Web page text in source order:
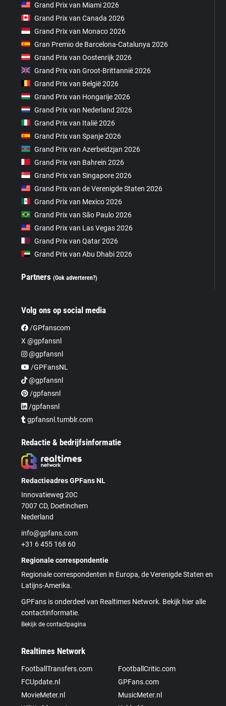
Grand Prix van Miami 2026
Grand Prix van Canada 2026
Grand Prix van Monaco 2026
Gran Premio de Barcelona-Catalunya 2026
Grand Prix van Oostenrijk 2026
Grand Prix van Groot-Brittannië 2026
Grand Prix van België 2026
Grand Prix van Hongarije 2026
Grand Prix van Nederland 2026
Grand Prix van Italië 2026
Grand Prix van Spanje 2026
Grand Prix van Azerbeidzjan 2026
Grand Prix van Bahrein 2026
Grand Prix van Singapore 2026
Grand Prix van de Verenigde Staten 2026
Grand Prix van Mexico 2026
Grand Prix van São Paulo 2026
Grand Prix van Las Vegas 2026
Grand Prix van Qatar 2026
Grand Prix van Abu Dhabi 2026
Partners(Ook adverteren?)
Volg ons op social media
/GPfanscom
X @gpfansnl
@gpfansnl
/GPFansNL
@gpfansnl
/gpfansnl
/gpfansnl
gpfansnl.tumblr.com
Redactie & bedrijfsinformatie
Redactieadres GPFans NL
Innovatieweg 20C
7007 CD, Doetinchem
Nederland
info@gpfans.com
+31 6 455 168 60
Regionale correspondentie
Regionale correspondenten in Europa, de Verenigde Staten en
Latijns-Amerika.
GPFans is onderdeel van Realtimes Network. Bekijk hier alle
contactinformatie.
Bekijk de contactpagina
Realtimes Network
FootballTransfers.com
FootballCritic.com
FCUpdate.nl
GPFans.com
MovieMeter.nl
MusicMeter.nl